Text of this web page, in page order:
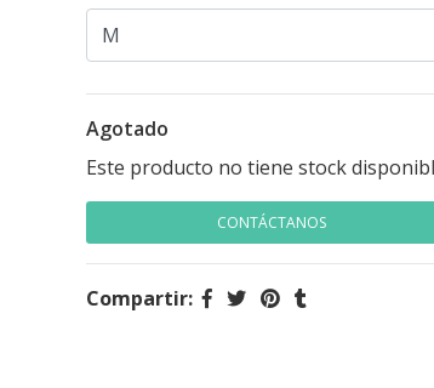
Agotado
Este producto no tiene stock
CONTÁCTANOS
Compartir: